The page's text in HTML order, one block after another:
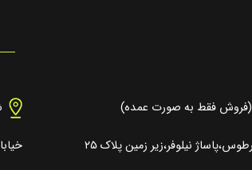
(فروش فقط به صورت عمده)
نیلوفر،زیر زمین پلاک ۲۵